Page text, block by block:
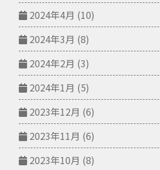
2024年4月 (10)
2024年3月 (8)
2024年2月 (3)
2024年1月 (5)
2023年12月 (6)
2023年11月 (6)
2023年10月 (8)